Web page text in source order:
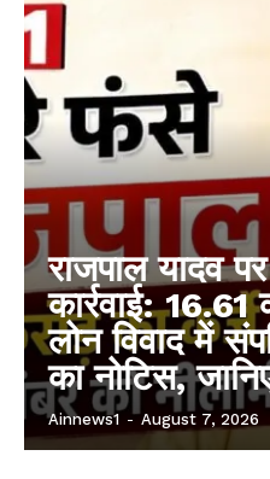
राजपाल यादव
कार्रवाई:
लोन विवाद में
का नोटिस,
Ainnews1 - August 7, 2026